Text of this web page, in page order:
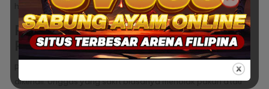
harian untuk mengidentifikasi penyimpangan secara cepat.
Pengenalan Gejala Fisik dan
Perubahan Nafsu Makan
Penurunan nafsu makan menjadi alarm pertama yang mudah
dikenali. Unggas yang sakit biasanya menolak pakan atau